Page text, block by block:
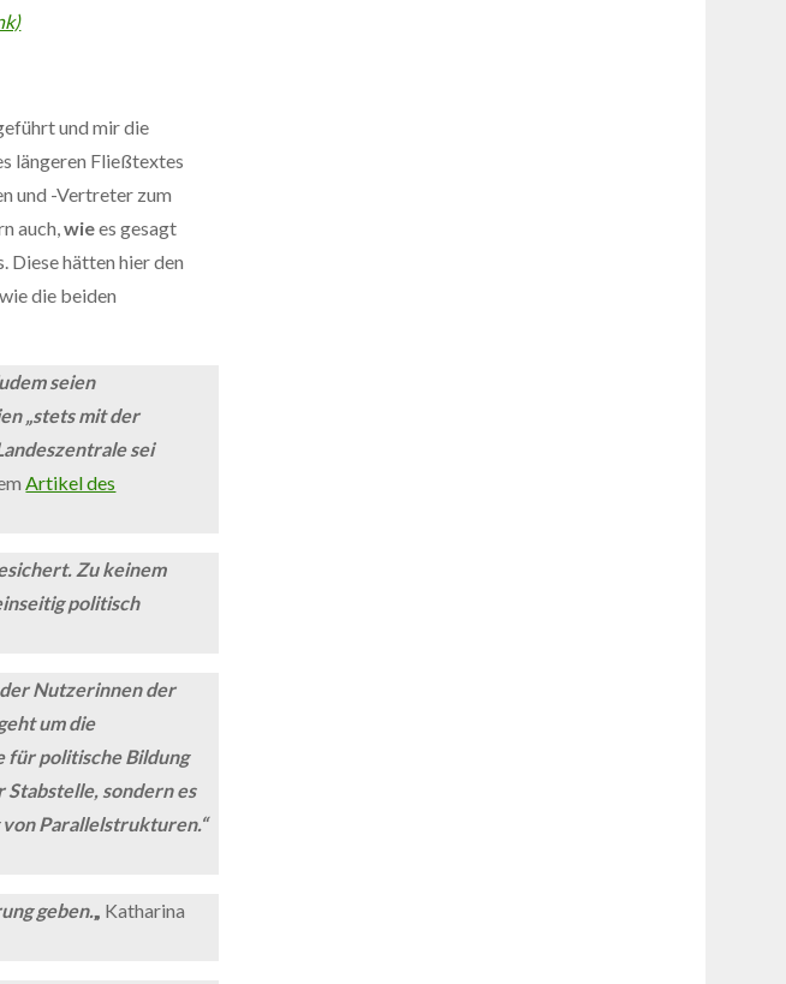
und mir die
längeren Fließtextes
und -Vertreter zum
auch,wiees gesagt
Diese hätten hier den
die beiden
seien
„stets mit der
sei
Artikel des
Zu keinem
politisch
der Nutzerinnen der
um die
für politische Bildung
sondern es
Parallelstrukturen.“
geben.„ Katharina